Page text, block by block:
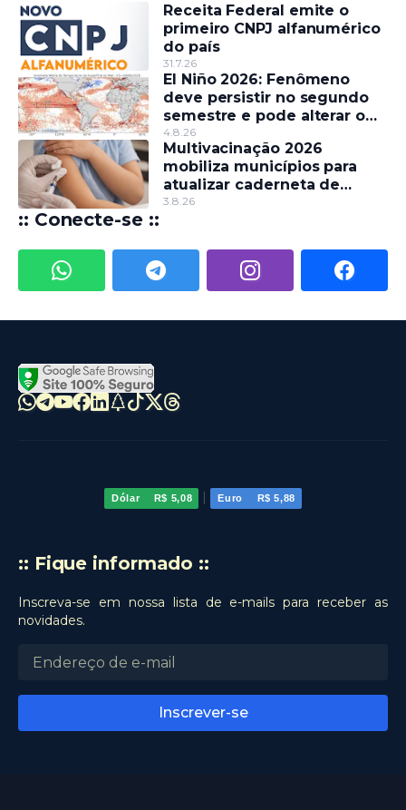
Receita Federal emite o
primeiro CNPJ alfanumérico
do país
31.7.26
El Niño 2026: Fenômeno
deve persistir no segundo
semestre e pode alterar o
regime de chuvas
4.8.26
Multivacinação 2026
mobiliza municípios para
atualizar caderneta de
crianças e adolescentes
3.8.26
:: Conecte-se ::
Dólar R$ 5,08 Euro R$ 5,88
:: Fique informado ::
Inscreva-se em nossa lista de e-mails para receber as
novidades.